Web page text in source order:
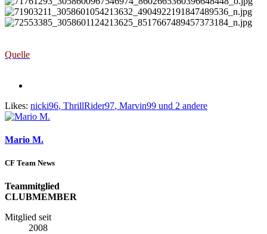
Quelle
Likes: nicki96, ThrillRider97, Marvin99 und 2 andere
Mario M.
CF Team News
Teammitglied
CLUBMEMBER
Mitglied seit
2008